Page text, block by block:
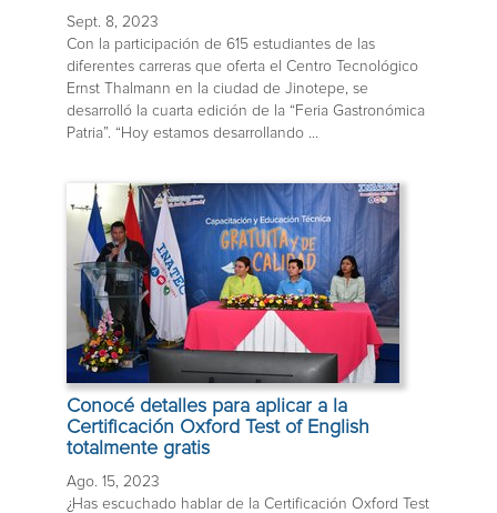
Sept. 8, 2023
Con la participación de 615 estudiantes de las
diferentes carreras que oferta el Centro Tecnológico
Ernst Thalmann en la ciudad de Jinotepe, se
desarrolló la cuarta edición de la “Feria Gastronómica
Patria”. “Hoy estamos desarrollando ...
Conocé detalles para aplicar a la
Certificación Oxford Test of English
totalmente gratis
Ago. 15, 2023
¿Has escuchado hablar de la Certificación Oxford Test